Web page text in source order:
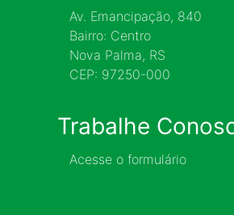
Av. Emancipação, 840
Bairro: Centro
Nova Palma, RS
CEP: 97250-000
Trabalhe
Acesse o formulário